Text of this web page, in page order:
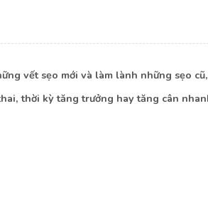
vết sẹo mới và làm lành những sẹo
thời kỳ tăng trưởng hay tăng cân